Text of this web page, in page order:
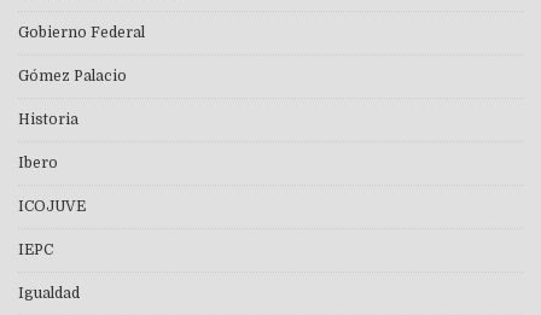
Gobierno Federal
Gómez Palacio
Historia
Ibero
ICOJUVE
IEPC
Igualdad